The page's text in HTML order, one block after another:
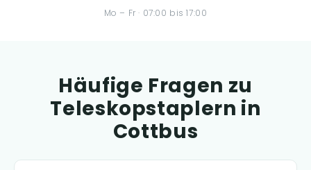
Mo – Fr · 07:00 bis 17:00
Häufige Fragen zu
Teleskopstaplern in
Cottbus